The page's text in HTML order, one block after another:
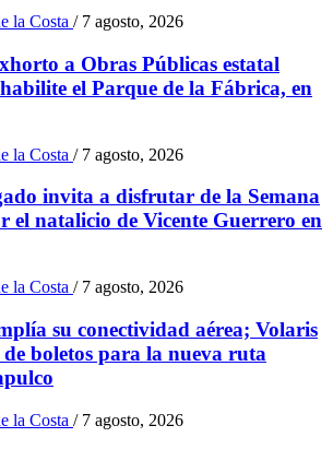
la Costa / 7 agosto, 2026
a Obras Públicas estatal
el Parque de la Fábrica, en
la Costa / 7 agosto, 2026
invita a disfrutar de la Semana
el natalicio de Vicente Guerrero en
la Costa / 7 agosto, 2026
su conectividad aérea; Volaris
boletos para la nueva ruta
la Costa / 7 agosto, 2026